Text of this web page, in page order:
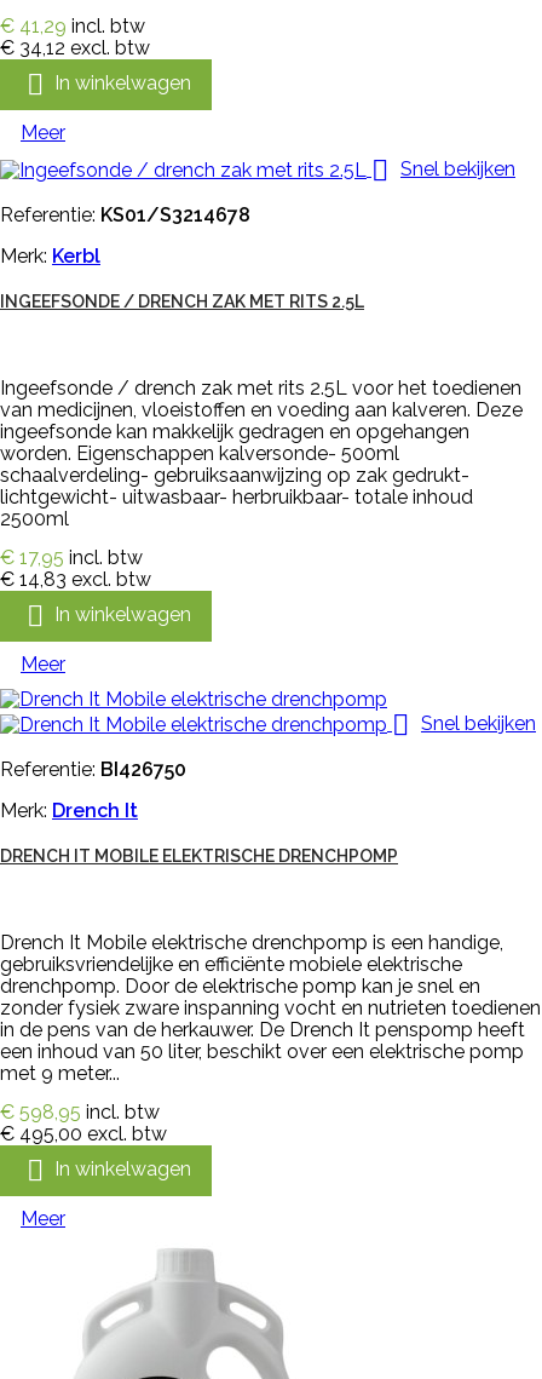
€ 41,29 incl. btw
€ 34,12 excl. btw
 In winkelwagen
Meer
 Snel bekijken
Referentie: KS01/S3214678
Merk: Kerbl
INGEEFSONDE / DRENCH ZAK MET RITS 2.5L
Ingeefsonde / drench zak met rits 2.5L voor het toedienen
van medicijnen, vloeistoffen en voeding aan kalveren. Deze
ingeefsonde kan makkelijk gedragen en opgehangen
worden. Eigenschappen kalversonde- 500ml
schaalverdeling- gebruiksaanwijzing op zak gedrukt-
lichtgewicht- uitwasbaar- herbruikbaar- totale inhoud
2500ml
€ 17,95 incl. btw
€ 14,83 excl. btw
 In winkelwagen
Meer
 Snel bekijken
Referentie: BI426750
Merk: Drench It
DRENCH IT MOBILE ELEKTRISCHE DRENCHPOMP
Drench It Mobile elektrische drenchpomp is een handige,
gebruiksvriendelijke en efficiënte mobiele elektrische
drenchpomp. Door de elektrische pomp kan je snel en
zonder fysiek zware inspanning vocht en nutrieten toedienen
in de pens van de herkauwer. De Drench It penspomp heeft
een inhoud van 50 liter, beschikt over een elektrische pomp
met 9 meter...
€ 598,95 incl. btw
€ 495,00 excl. btw
 In winkelwagen
Meer